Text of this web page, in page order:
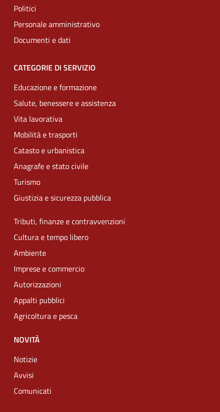
Politici
Personale amministrativo
Documenti e dati
CATEGORIE DI SERVIZIO
Educazione e formazione
Salute, benessere e assistenza
Vita lavorativa
Mobilità e trasporti
Catasto e urbanistica
Anagrafe e stato civile
Turismo
Giustizia e sicurezza pubblica
Tributi, finanze e contravvenzioni
Cultura e tempo libero
Ambiente
Imprese e commercio
Autorizzazioni
Appalti pubblici
Agricoltura e pesca
NOVITÀ
Notizie
Avvisi
Comunicati